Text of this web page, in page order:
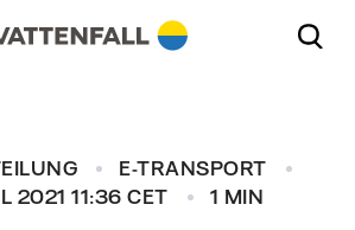
E-TRANSPORT
2021 11:36 CET
1 MIN